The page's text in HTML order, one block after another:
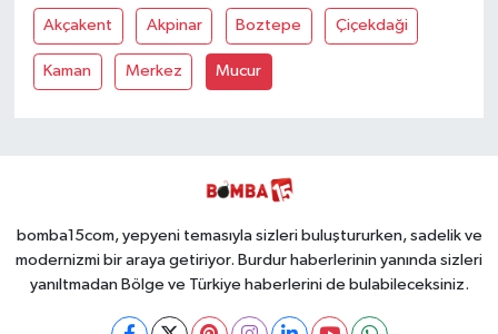
Akçakent Akpinar Boztepe Çiçekdaği
Kaman Merkez Mucur
bomba15com, yepyeni temasıyla sizleri buluştururken, sadelik ve
modernizmi bir araya getiriyor. Burdur haberlerinin yanında sizleri
yanıltmadan Bölge ve Türkiye haberlerini de bulabileceksiniz.